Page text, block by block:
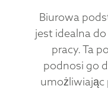
Biurowa
jest idealna
pracy. Ta
podnosi go